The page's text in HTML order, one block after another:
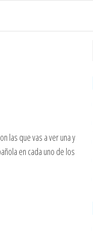
las que vas a ver una y
en cada uno de los